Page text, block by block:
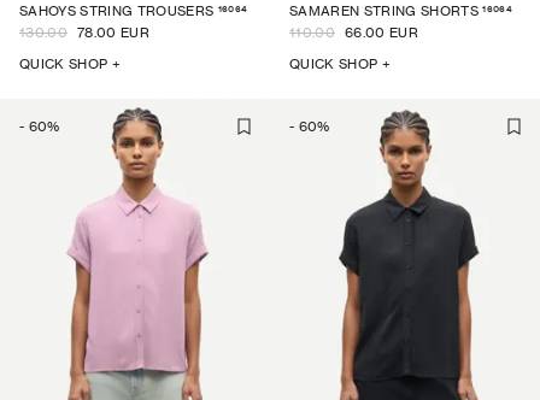
SAHOYS STRING TROUSERS 16064
130.00 78.00 EUR
QUICK SHOP +
SAMAREN STRING SHORTS 16064
110.00 66.00 EUR
QUICK SHOP +
- 60% - 60%